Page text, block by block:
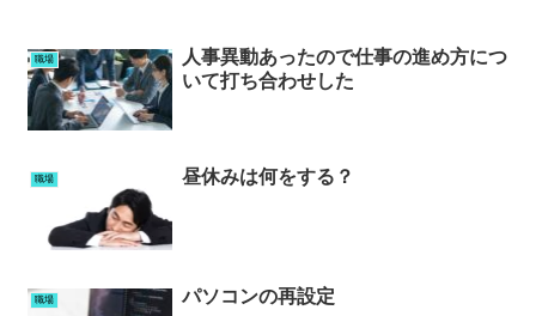
職場
人事異動あったので仕事の進め方につ
いて打ち合わせした
職場 昼休みは何をする？
職場 パソコンの再設定